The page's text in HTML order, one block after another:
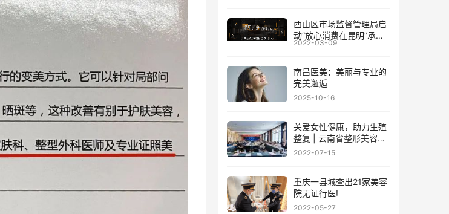
西山区市场监督管理局启
动“放心消费在昆明”承诺
单位创建动员培训会
2022-03-09
南昌医美：美丽与专业的
完美邂逅
2025-10-16
关爱女性健康，助力生殖
整复 | 云南省整形美容协
会女性生殖整复保健分会
2022-07-15
重庆一县城查出21家美容
院无证行医!
2022-05-27